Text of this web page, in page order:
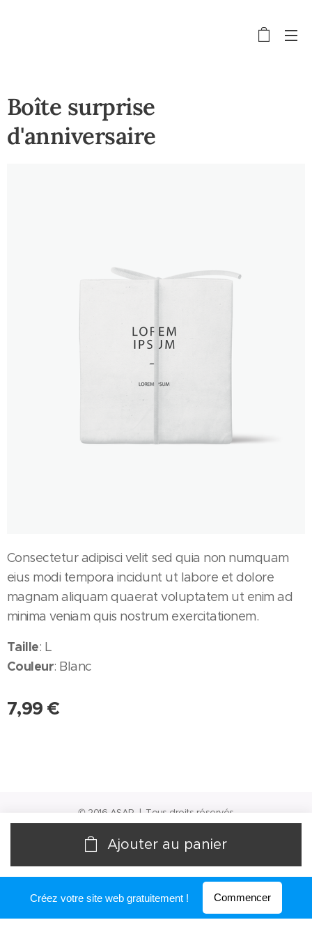
Boîte surprise
d'anniversaire
Consectetur adipisci velit sed quia non numquam
eius modi tempora incidunt ut labore et dolore
magnam aliquam quaerat voluptatem ut enim ad
minima veniam quis nostrum exercitationem.
Taille: L
Couleur: Blanc
7,99 €
Ajouter au panier
© 2016 ASAP | Tous droits réservés
Créez votre site web gratuitement ! Commencer